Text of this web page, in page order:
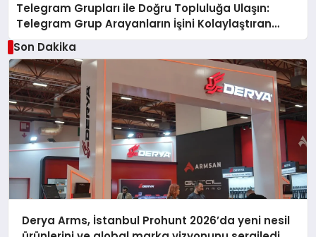
Telegram Grupları ile Doğru Topluluğa Ulaşın:
Telegram Grup Arayanların İşini Kolaylaştıran
Çözüm
Son Dakika
Derya Arms, İstanbul Prohunt 2026’da yeni nesil